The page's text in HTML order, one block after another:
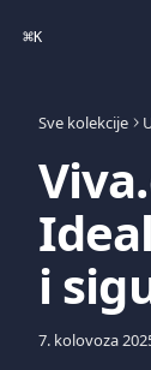
⌘K
Sve kolekcije
i
7. kolovoza